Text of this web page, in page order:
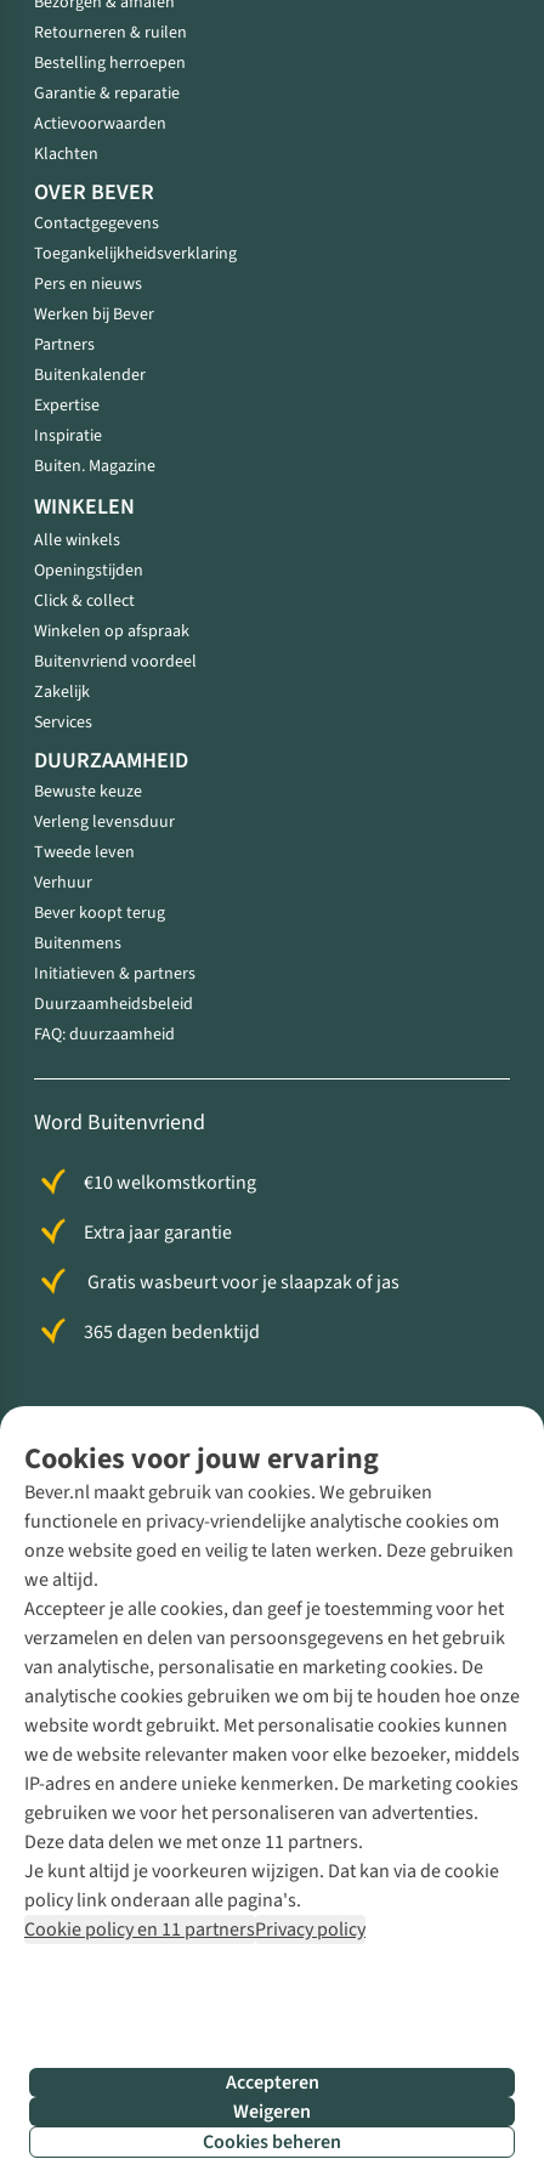
Cookies voor jouw ervaring
Bever.nl maakt gebruik van cookies. We gebruiken
functionele en privacy-vriendelijke analytische cookies om
onze website goed en veilig te laten werken. Deze gebruiken
we altijd.
Accepteer je alle cookies, dan geef je toestemming voor het
verzamelen en delen van persoonsgegevens en het gebruik
van analytische, personalisatie en marketing cookies. De
analytische cookies gebruiken we om bij te houden hoe onze
website wordt gebruikt. Met personalisatie cookies kunnen
we de website relevanter maken voor elke bezoeker, middels
IP-adres en andere unieke kenmerken. De marketing cookies
gebruiken we voor het personaliseren van advertenties.
Deze data delen we met onze 11 partners.
Je kunt altijd je voorkeuren wijzigen. Dat kan via de cookie
policy link onderaan alle pagina's.
Cookie policy en 11 partnersPrivacy policy
Accepteren
Weigeren
Cookies beheren
Retourneren & ruilen
Bestelling herroepen
Garantie & reparatie
Actievoorwaarden
Klachten
OVER BEVER
Contactgegevens
Toegankelijkheidsverklaring
Pers en nieuws
Werken bij Bever
Partners
Buitenkalender
Expertise
Inspiratie
Buiten. Magazine
WINKELEN
Alle winkels
Openingstijden
Click & collect
Winkelen op afspraak
Buitenvriend voordeel
Zakelijk
Services
DUURZAAMHEID
Bewuste keuze
Verleng levensduur
Tweede leven
Verhuur
Bever koopt terug
Buitenmens
Initiatieven & partners
Duurzaamheidsbeleid
FAQ: duurzaamheid
Word Buitenvriend
€10 welkomstkorting
Extra jaar garantie
Gratis wasbeurt voor je slaapzak of jas
365 dagen bedenktijd
Direct advies van een Buitenexpert
+31 (0)85 888 50 88
+31 6 12 28 49 80
Contactformulier
Bever
B.V.